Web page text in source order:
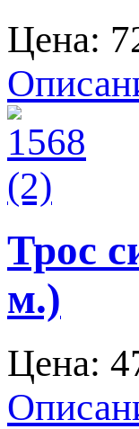
Цена:
Трос
м.)
Цена: